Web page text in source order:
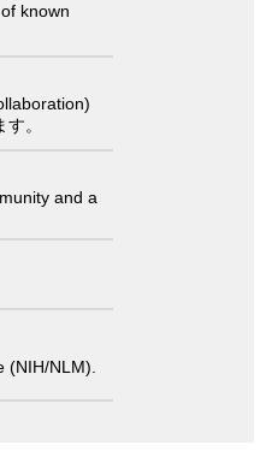
known
。
and a
(NIH/NLM).